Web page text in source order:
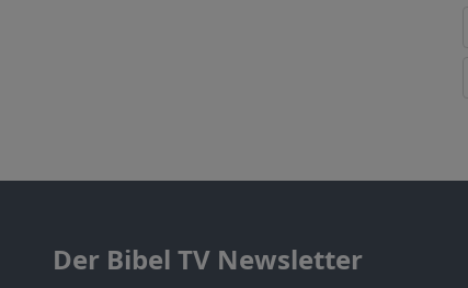
Der Bibel TV Newsletter